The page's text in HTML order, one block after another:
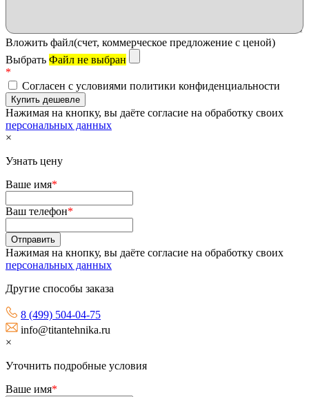
Вложить файл(счет, коммерческое предложение с ценой)
Выбрать Файл не выбран
*
Согласен с условиями политики конфиденциальности
Нажимая на кнопку, вы даёте согласие на обработку своих
персональных данных
×
Узнать цену
Ваше имя*
Ваш телефон*
Нажимая на кнопку, вы даёте согласие на обработку своих
персональных данных
Другие способы заказа
8 (499) 504-04-75
info@titantehnika.ru
×
Уточнить подробные условия
Ваше имя*